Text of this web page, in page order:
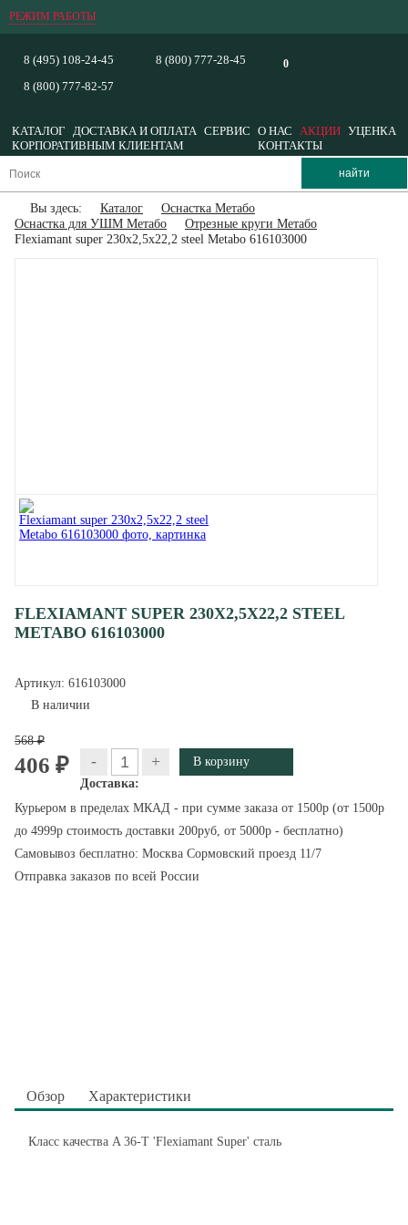
РЕЖИМ РАБОТЫ
0
8 (495) 108-24-45
8 (800) 777-82-57
8 (800) 777-28-45
КАТАЛОГ ДОСТАВКА И ОПЛАТА СЕРВИС О НАС АКЦИИ УЦЕНКА
КОРПОРАТИВНЫМ КЛИЕНТАМ
КОНТАКТЫ
Вы здесь: Каталог
Оснастка Метабо
Оснастка для УШМ Метабо
Отрезные круги Метабо
Flexiamant super 230x2,5x22,2 steel Metabo 616103000
FLEXIAMANT SUPER 230X2,5X22,2 STEEL
METABO 616103000
Артикул: 616103000
В наличии
568 ₽
406 ₽ - +
Доставка:
Курьером в пределах МКАД - при сумме заказа от 1500р (от 1500р
до 4999р стоимость доставки 200руб, от 5000р - бесплатно)
Самовывоз бесплатно: Москва Сормовский проезд 11/7
Отправка заказов по всей России
Обзор Характеристики
Класс качества A 36-T 'Flexiamant Super' сталь